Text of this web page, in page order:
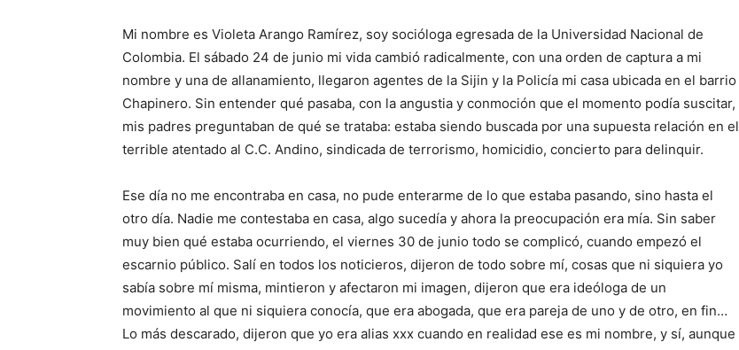
Mi nombre es Violeta Arango Ramírez, soy socióloga egresada de la Universidad Nacional de
Colombia. El sábado 24 de junio mi vida cambió radicalmente, con una orden de captura a mi
nombre y una de allanamiento, llegaron agentes de la Sijin y la Policía mi casa ubicada en el barrio
Chapinero. Sin entender qué pasaba, con la angustia y conmoción que el momento podía suscitar,
mis padres preguntaban de qué se trataba: estaba siendo buscada por una supuesta relación en el
terrible atentado al C.C. Andino, sindicada de terrorismo, homicidio, concierto para delinquir.
Ese día no me encontraba en casa, no pude enterarme de lo que estaba pasando, sino hasta el
otro día. Nadie me contestaba en casa, algo sucedía y ahora la preocupación era mía. Sin saber
muy bien qué estaba ocurriendo, el viernes 30 de junio todo se complicó, cuando empezó el
escarnio público. Salí en todos los noticieros, dijeron de todo sobre mí, cosas que ni siquiera yo
sabía sobre mí misma, mintieron y afectaron mi imagen, dijeron que era ideóloga de un
movimiento al que ni siquiera conocía, que era abogada, que era pareja de uno y de otro, en fin…
Lo más descarado, dijeron que yo era alias xxx cuando en realidad ese es mi nombre, y sí, aunque